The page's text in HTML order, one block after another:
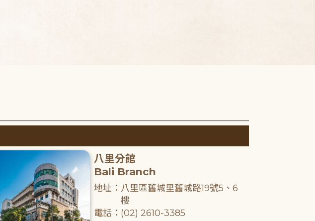
八里分館
Bali Branch
地址：八里區舊城里舊城路19號5、6
樓
電話：(02) 2610-3385